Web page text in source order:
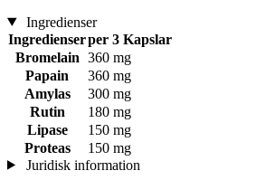
Ingredienser
Ingredienserper 3 Kapslar
Bromelain 360 mg
Papain
360 mg
Amylas
300 mg
Rutin
180 mg
Lipase
150 mg
Proteas
150 mg
Juridisk information